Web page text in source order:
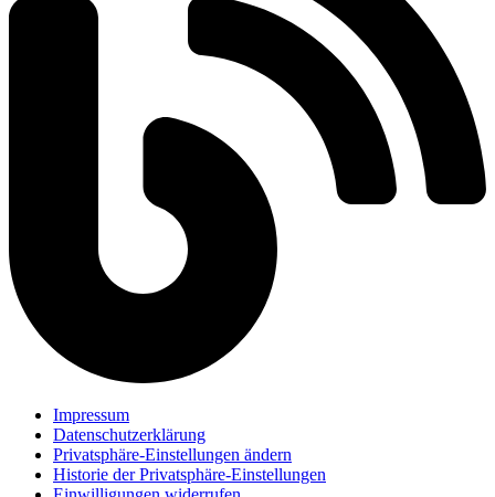
Impressum
Datenschutzerklärung
Privatsphäre-Einstellungen ändern
Historie der Privatsphäre-Einstellungen